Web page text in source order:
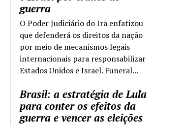
guerra
O Poder Judiciário do Irã enfatizou
que defenderá os direitos da nação
por meio de mecanismos legais
internacionais para responsabilizar
Estados Unidos e Israel. Funeral...
Brasil: a estratégia de Lula
para conter os efeitos da
guerra e vencer as eleições